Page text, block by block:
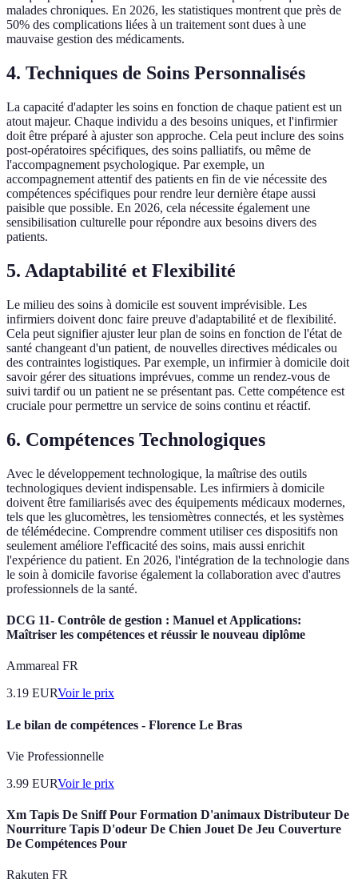
malades chroniques. En 2026, les statistiques montrent que près de
50% des complications liées à un traitement sont dues à une
mauvaise gestion des médicaments.
4. Techniques de Soins Personnalisés
La capacité d'adapter les soins en fonction de chaque patient est un
atout majeur. Chaque individu a des besoins uniques, et l'infirmier
doit être préparé à ajuster son approche. Cela peut inclure des soins
post-opératoires spécifiques, des soins palliatifs, ou même de
l'accompagnement psychologique. Par exemple, un
accompagnement attentif des patients en fin de vie nécessite des
compétences spécifiques pour rendre leur dernière étape aussi
paisible que possible. En 2026, cela nécessite également une
sensibilisation culturelle pour répondre aux besoins divers des
patients.
5. Adaptabilité et Flexibilité
Le milieu des soins à domicile est souvent imprévisible. Les
infirmiers doivent donc faire preuve d'adaptabilité et de flexibilité.
Cela peut signifier ajuster leur plan de soins en fonction de l'état de
santé changeant d'un patient, de nouvelles directives médicales ou
des contraintes logistiques. Par exemple, un infirmier à domicile doit
savoir gérer des situations imprévues, comme un rendez-vous de
suivi tardif ou un patient ne se présentant pas. Cette compétence est
cruciale pour permettre un service de soins continu et réactif.
6. Compétences Technologiques
Avec le développement technologique, la maîtrise des outils
technologiques devient indispensable. Les infirmiers à domicile
doivent être familiarisés avec des équipements médicaux modernes,
tels que les glucomètres, les tensiomètres connectés, et les systèmes
de télémédecine. Comprendre comment utiliser ces dispositifs non
seulement améliore l'efficacité des soins, mais aussi enrichit
l'expérience du patient. En 2026, l'intégration de la technologie dans
le soin à domicile favorise également la collaboration avec d'autres
professionnels de la santé.
DCG 11- Contrôle de gestion : Manuel et Applications:
Maîtriser les compétences et réussir le nouveau diplôme
Ammareal FR
3.19 EURVoir le prix
Le bilan de compétences - Florence Le Bras
Vie Professionnelle
3.99 EURVoir le prix
Xm Tapis De Sniff Pour Formation D'animaux Distributeur De
Nourriture Tapis D'odeur De Chien Jouet De Jeu Couverture
De Compétences Pour
Rakuten FR